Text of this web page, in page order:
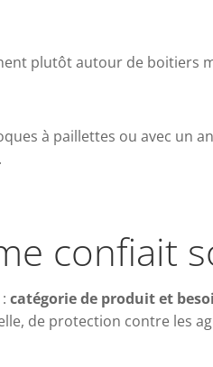
plutôt autour de boitiers
à paillettes ou avec
confiait
catégorie de produit et
de protection contre les